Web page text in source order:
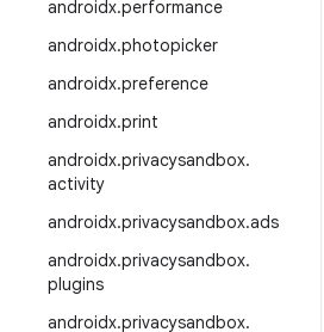
androidx.performance
androidx.photopicker
androidx.preference
androidx.print
androidx.privacysandbox.
activity
androidx.privacysandbox.ads
androidx.privacysandbox.
plugins
androidx.privacysandbox.